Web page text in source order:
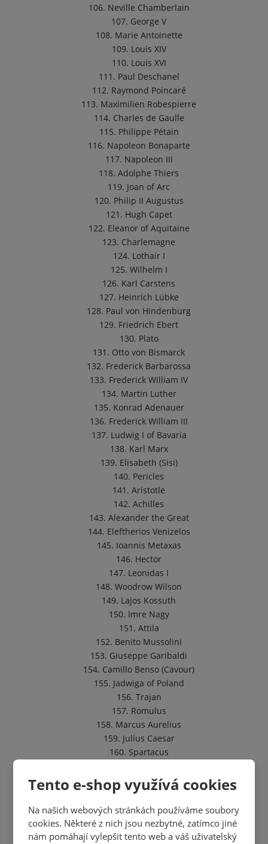
Tento e-shop využívá cookies
Na našich webových stránkách používáme soubory
cookies. Některé z nich jsou nezbytné, zatímco jiné
nám pomáhají vylepšit tento web a váš uživatelský
106. Neville Chamberlain
107. George V
108. Marie Antoinette
109. Louis XIV
110. Louis XVI
111. Paul Deschanel
112. Raymond Poincaré
113. Maximilien Robespierre
114. Charles de Gaulle
115. Philippe Pétain
116. Napoleon Bonaparte
117. Napoleon III
118. Adolphe Thiers
119. Joan of Arc
120. Philip II Augustus
121. Hugh Capet
122. Eleanor of Aquitaine
123. Charlemagne
124. Lothair I
125. Wilhelm I
126. Karl Carstens
127. Heinrich Lübke
128. Paul von Hindenburg
129. Friedrich Ebert
130. Plato
131. Otto von Bismarck
132. Frederick Barbarossa
133. Frederick William IV
134. Martin Luther
135. Konrad Adenauer
136. Frederick William III
137. Ludwig I of Bavaria
138. Karl Marx
139. Elisabeth (Sisi)
140. Pericles
141. Aristotle
142. Achilles
143. Alexander the Great
144. Eleftherios Venizelos
145. Ioannis Metaxas
146. Hector
147. Leonidas I
148. Woodrow Wilson
149. Lajos Kossuth
150. Imre Nagy
151. Attila
152. Benito Mussolini
153. Giuseppe Garibaldi
154. Camillo Benso (Cavour)
155. Jadwiga of Poland
156. Trajan
157. Romulus
158. Marcus Aurelius
159. Julius Caesar
160. Spartacus
162. Stephen the Great
163. Nicolae Ceaușescu
164. Catherine the Great
165. Peter the Great
166. Nicholas II